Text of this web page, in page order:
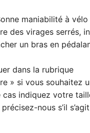
maniabilité à
des virages serrés,
un bras en
dans la rubrique
» si vous souhaitez
cas indiquez votre
nous s’il s’agit